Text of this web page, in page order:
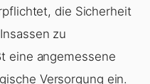
die Sicherheit
zu
eine angemessene
Versorgung ein.